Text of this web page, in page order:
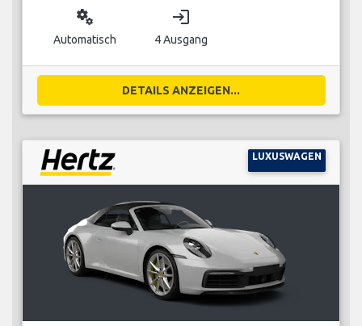
miscellaneous_services
Automatisch
login
4 Ausgang
DETAILS ANZEIGEN...
LUXUSWAGEN